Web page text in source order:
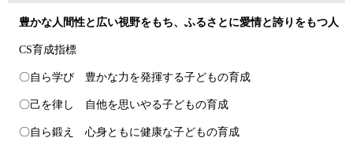
豊かな人間性と広い視野をもち、ふるさとに愛情と誇りをもつ人
CS育成指標
〇自ら学び 豊かな力を発揮する子どもの育成
〇己を律し 自他を思いやる子どもの育成
〇自ら鍛え 心身ともに健康な子どもの育成